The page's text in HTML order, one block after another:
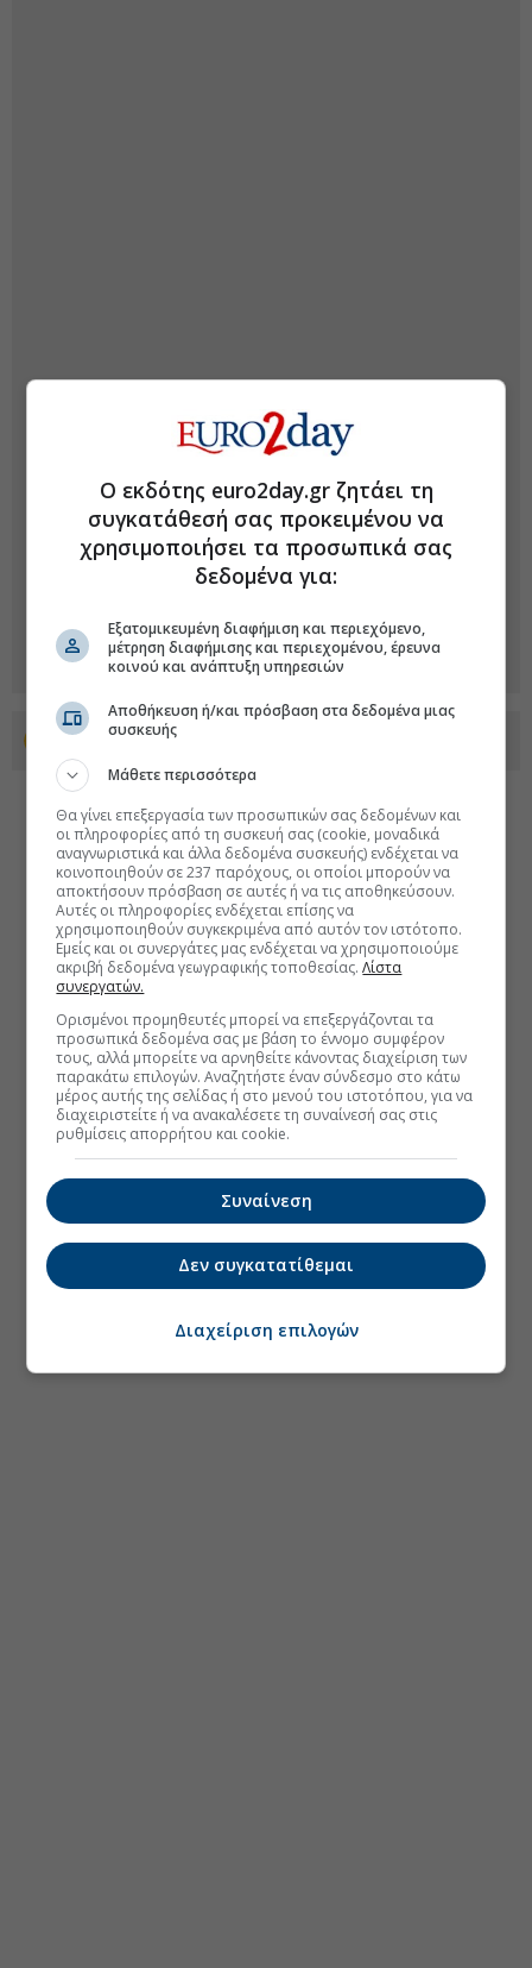
Προσθέστε το euro2day.gr στο Discover
Ο εκδότης euro2day.gr ζητάει τη
συγκατάθεσή σας προκειμένου να
χρησιμοποιήσει τα προσωπικά σας
δεδομένα για:
Εξατομικευμένη διαφήμιση και περιεχόμενο,
μέτρηση διαφήμισης και περιεχομένου, έρευνα
κοινού και ανάπτυξη υπηρεσιών
Αποθήκευση ή/και πρόσβαση στα δεδομένα μιας
συσκευής
Μάθετε περισσότερα
Θα γίνει επεξεργασία των προσωπικών σας δεδομένων και
οι πληροφορίες από τη συσκευή σας (cookie, μοναδικά
αναγνωριστικά και άλλα δεδομένα συσκευής) ενδέχεται να
κοινοποιηθούν σε 237 παρόχους, οι οποίοι μπορούν να
αποκτήσουν πρόσβαση σε αυτές ή να τις αποθηκεύσουν.
Αυτές οι πληροφορίες ενδέχεται επίσης να
χρησιμοποιηθούν συγκεκριμένα από αυτόν τον ιστότοπο.
Εμείς και οι συνεργάτες μας ενδέχεται να χρησιμοποιούμε
ακριβή δεδομένα γεωγραφικής τοποθεσίας.Λίστα
συνεργατών.
Ορισμένοι προμηθευτές μπορεί να επεξεργάζονται τα
προσωπικά δεδομένα σας με βάση το έννομο συμφέρον
τους, αλλά μπορείτε να αρνηθείτε κάνοντας διαχείριση των
παρακάτω επιλογών. Αναζητήστε έναν σύνδεσμο στο κάτω
μέρος αυτής της σελίδας ή στο μενού του ιστοτόπου, για να
διαχειριστείτε ή να ανακαλέσετε τη συναίνεσή σας στις
ρυθμίσεις απορρήτου και cookie.
Συναίνεση
Δεν συγκατατίθεμαι
Διαχείριση επιλογών